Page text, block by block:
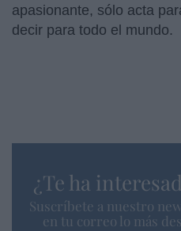
apasionante, sólo acta
decir para todo el mundo.
¿Te ha
Suscríbete a nuestro
en tu correo lo más